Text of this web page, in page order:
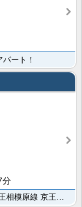
ート！
分